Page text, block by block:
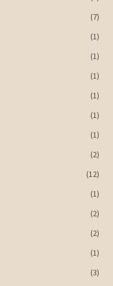
(7)
(1)
(1)
(1)
(1)
(1)
(1)
(2)
(12)
(1)
(2)
(2)
(1)
(3)